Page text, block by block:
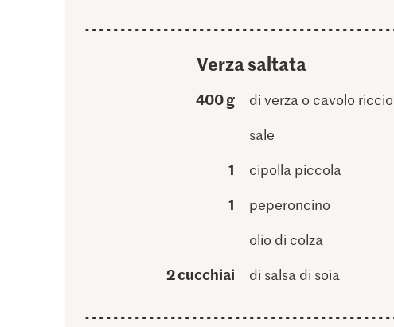
Verza saltata
400 g
di verza o cavolo riccio
sale
1 cipolla piccola
1
peperoncino
olio di colza
2 cucchiai di salsa di soia